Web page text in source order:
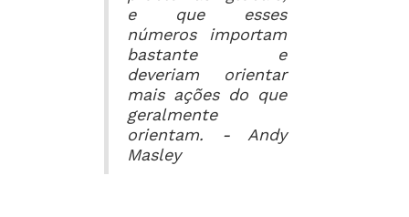
e que esses
números importam
bastante e
deveriam orientar
mais ações do que
geralmente
orientam. - Andy
Masley